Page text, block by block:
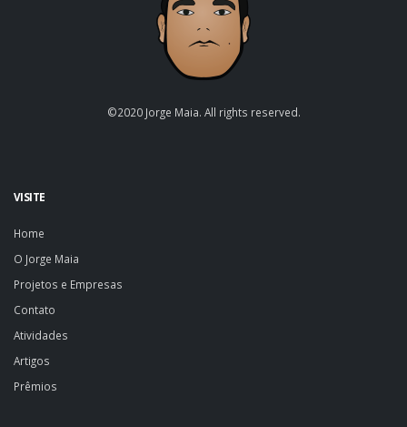
©2020 Jorge Maia. All rights reserved.
VISITE
Home
O Jorge Maia
Projetos e Empresas
Contato
Atividades
Artigos
Prêmios